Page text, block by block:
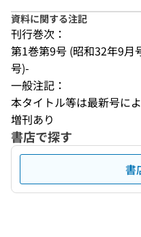
資料に関する注記
刊行巻次：
第1巻第9号 (昭和32年9月
号)-
一般注記：
本タイトル等は最新号に
増刊あり
書店で探す
書